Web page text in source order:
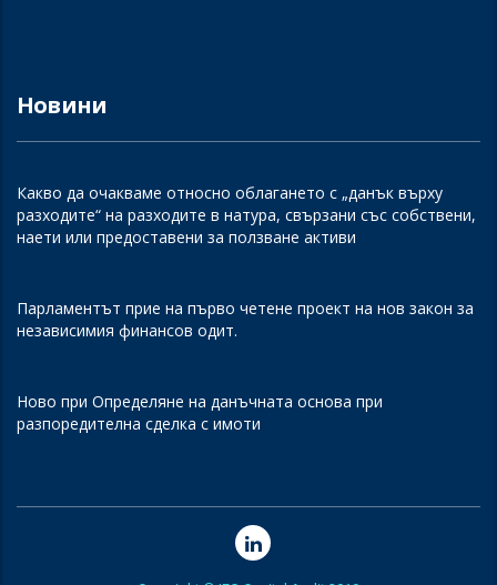
Новини
Какво да очакваме относно облагането с „данък върху
разходите“ на разходите в натура, свързани със собствени,
наети или предоставени за ползване активи
Парламентът прие на първо четене проект на нов закон за
независимия финансов одит.
Ново при Определяне на данъчната основа при
разпоредителна сделка с имоти